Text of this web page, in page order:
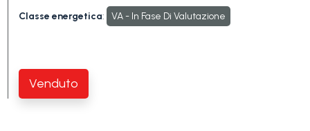
Classe energetica: VA - In Fase Di Valutazione
Venduto
Ascensore